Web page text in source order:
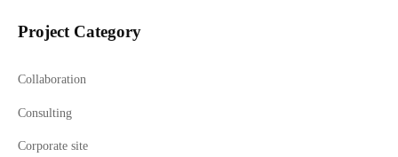
Project Category
Collaboration
Consulting
Corporate site